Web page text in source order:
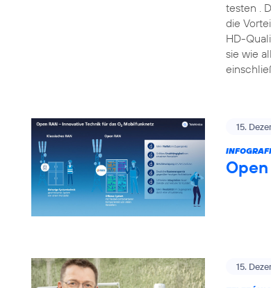
testen .
die
HD-
sie wie
15.
15.